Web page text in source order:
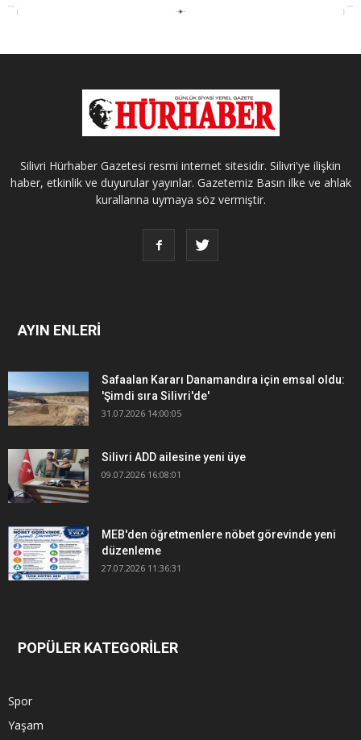
Silivri Hürhaber Gazetesi resmi internet sitesidir. Silivri'ye ilişkin
haber, etkinlik ve duyurular yayınlar. Gazetemiz Basın ilke ve ahlak
kurallarına uymaya söz vermiştir.
AYIN ENLERİ
Safaalan Kararı Danamandıra için emsal oldu:
'Şimdi sıra Silivri'de'
31.07.2026 14:00:05
Silivri ADD ailesine yeni üye
09.07.2026 16:08:01
MEB'den öğretmenlere nöbet görevinde yeni
düzenleme
27.07.2026 11:36:31
POPÜLER KATEGORİLER
Spor
Yaşam